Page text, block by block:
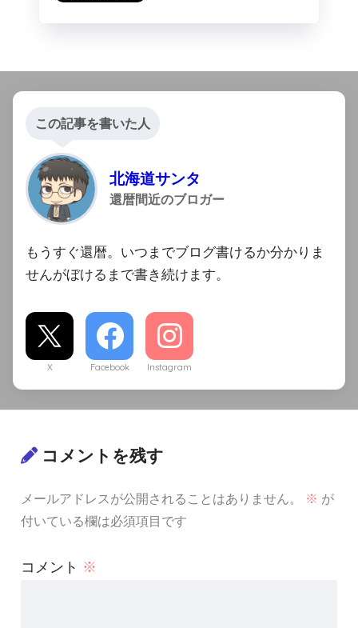
この記事を書いた人
北海道サンタ
還暦間近のブロガー
もうすぐ還暦。いつまでブログ書けるか分かりま
せんがぼけるまで書き続けます。
X Facebook Instagram
コメントを残す
メールアドレスが公開されることはありません。 ※ が
付いている欄は必須項目です
コメント ※